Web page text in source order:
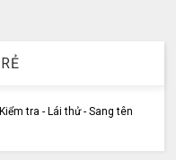
tra - Lái thử - Sang tên